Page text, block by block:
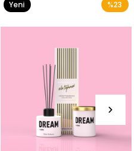
%23
Yeni